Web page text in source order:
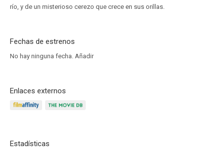
río, y de un misterioso cerezo que crece en sus orillas.
Fechas de estrenos
No hay ninguna fecha. Añadir
Enlaces externos
Estadísticas